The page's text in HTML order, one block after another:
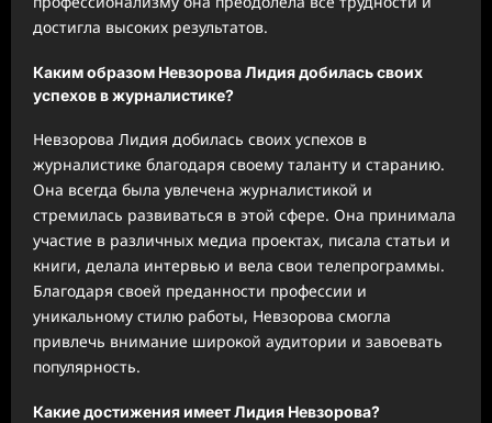
достигла высоких результатов.
Каким образом Невзорова Лидия добилась своих
успехов в журналистике?
Невзорова Лидия добилась своих успехов в
журналистике благодаря своему таланту и старанию.
Она всегда была увлечена журналистикой и
стремилась развиваться в этой сфере. Она принимала
участие в различных медиа проектах, писала статьи и
книги, делала интервью и вела свои телепрограммы.
Благодаря своей преданности профессии и
уникальному стилю работы, Невзорова смогла
привлечь внимание широкой аудитории и завоевать
популярность.
Какие достижения имеет Лидия Невзорова?